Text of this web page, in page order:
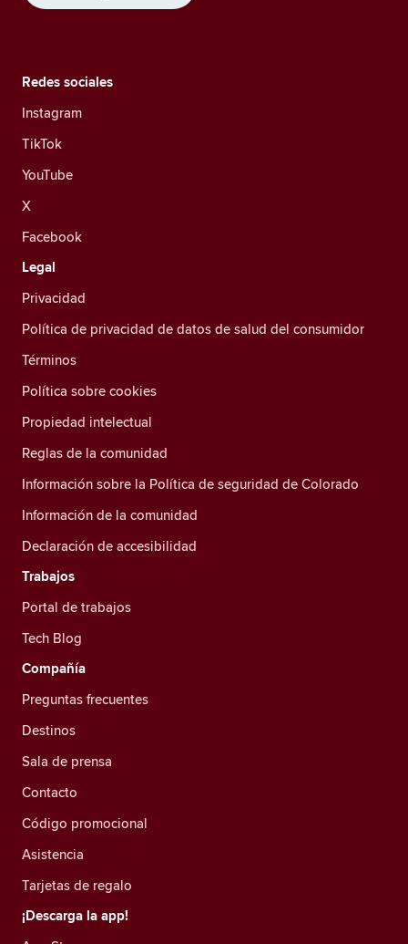
Redes sociales
Instagram
TikTok
YouTube
X
Facebook
Legal
Privacidad
Política de privacidad de datos de salud del consumidor
Términos
Política sobre cookies
Propiedad intelectual
Reglas de la comunidad
Información sobre la Política de seguridad de Colorado
Información de la comunidad
Declaración de accesibilidad
Trabajos
Portal de trabajos
Tech Blog
Compañía
Preguntas frecuentes
Destinos
Sala de prensa
Contacto
Código promocional
Asistencia
Tarjetas de regalo
¡Descarga la app!